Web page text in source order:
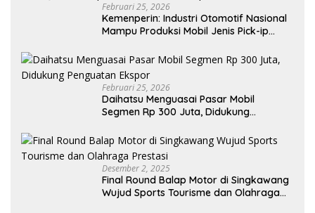
Februari 25, 2026
Kemenperin: Industri Otomotif Nasional
Mampu Produksi Mobil Jenis Pick-ip
Februari 25, 2026
Daihatsu Menguasai Pasar Mobil
Segmen Rp 300 Juta, Didukung
Desember 2, 2025
Final Round Balap Motor di Singkawang
Wujud Sports Tourisme dan Olahraga